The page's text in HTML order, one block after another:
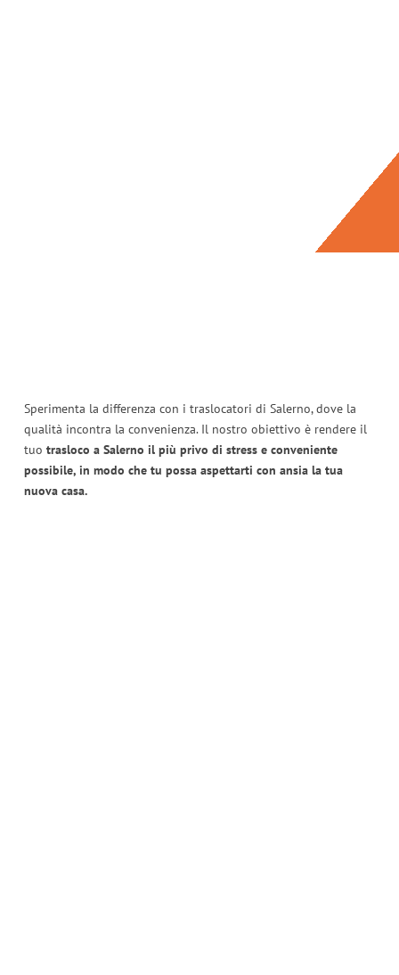
Sperimenta la differenza con i traslocatori di Salerno, dove la
qualità incontra la convenienza. Il nostro obiettivo è rendere il
tuo trasloco a Salerno il più privo di stress e conveniente
possibile, in modo che tu possa aspettarti con ansia la tua
nuova casa.